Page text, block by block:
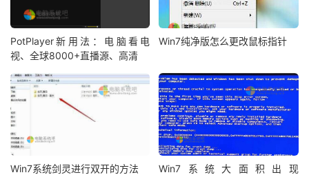
PotPlayer新用法：电脑看电
视、全球8000+直播源、高清
Win7纯净版怎么更改鼠标指针
Win7系统剑灵进行双开的方法
Win7系统大面积出现